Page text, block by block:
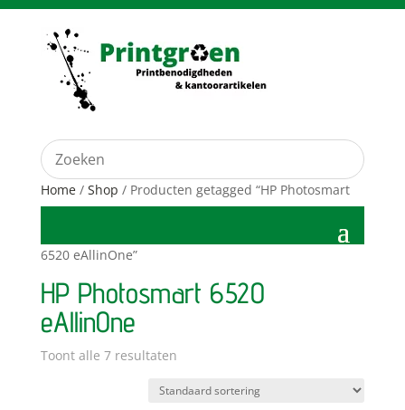
Home/ Shop / Producten getagged “HP Photosmart
6520 eAllinOne”
HP Photosmart 6520
eAllinOne
Toont alle 7 resultaten